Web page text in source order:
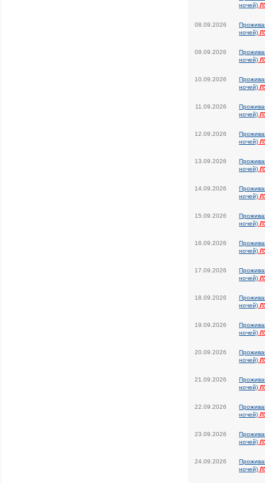
ночей)
08.09.2026
ночей)
09.09.2026
ночей)
10.09.2026
ночей)
11.09.2026
ночей)
12.09.2026
ночей)
13.09.2026
ночей)
14.09.2026
ночей)
15.09.2026
ночей)
16.09.2026
ночей)
17.09.2026
ночей)
18.09.2026
ночей)
19.09.2026
ночей)
20.09.2026
ночей)
21.09.2026
ночей)
22.09.2026
ночей)
23.09.2026
ночей)
24.09.2026
ночей)